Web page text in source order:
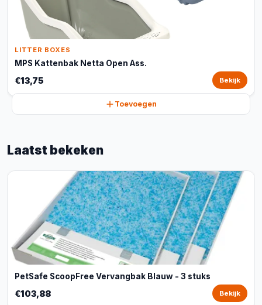
LITTER BOXES
MPS Kattenbak Netta Open Ass.
€13,75 Bekijk
Toevoegen
Laatst bekeken
PetSafe ScoopFree Vervangbak Blauw - 3 stuks
€103,88 Bekijk